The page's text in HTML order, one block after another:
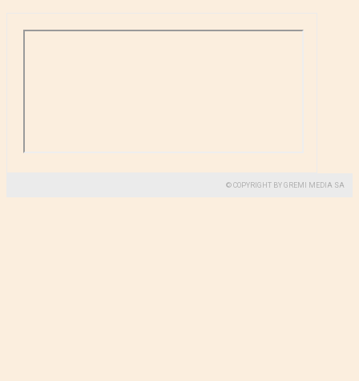
© COPYRIGHT BY GREMI MEDIA SA